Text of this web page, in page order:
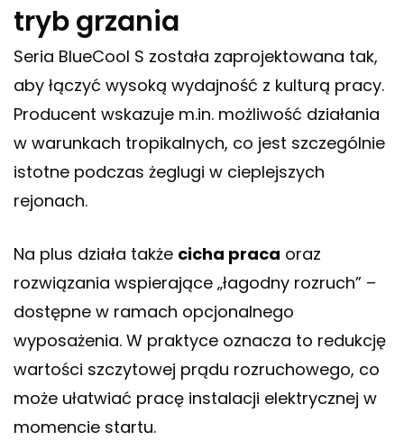
tryb grzania
Seria BlueCool S została zaprojektowana tak,
aby łączyć wysoką wydajność z kulturą pracy.
Producent wskazuje m.in. możliwość działania
w warunkach tropikalnych, co jest szczególnie
istotne podczas żeglugi w cieplejszych
rejonach.
Na plus działa także cicha praca oraz
rozwiązania wspierające „łagodny rozruch” –
dostępne w ramach opcjonalnego
wyposażenia. W praktyce oznacza to redukcję
wartości szczytowej prądu rozruchowego, co
może ułatwiać pracę instalacji elektrycznej w
momencie startu.